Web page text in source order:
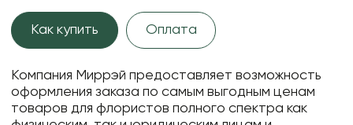
Как купить Оплата
Компания Миррэй предоставляет возможность
оформления заказа по самым выгодным ценам
товаров для флористов полного спектра как